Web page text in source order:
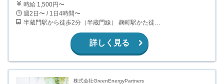
時給 1,500円〜
週2日〜 / 1日4時間〜
半蔵門駅から徒歩2分（半蔵門線） 麹町駅かた徒歩10分（有楽町線）
詳しく見る
株式会社GreenEnergyPartners